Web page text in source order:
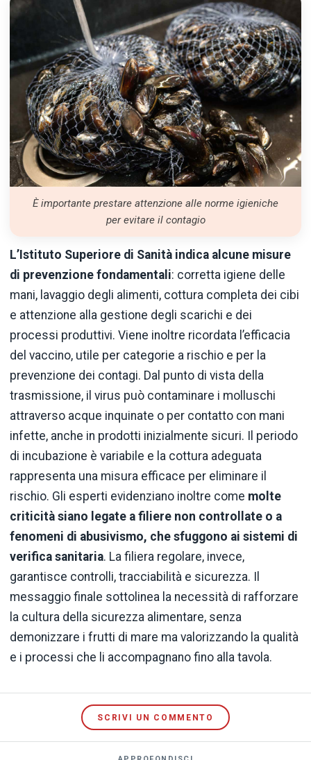
È importante prestare attenzione alle norme igieniche
per evitare il contagio
L’ Istituto Superiore di Sanità indica alcune misure
di prevenzione fondamentali: corretta igiene delle
mani, lavaggio degli alimenti, cottura completa dei cibi
e attenzione alla gestione degli scarichi e dei
processi produttivi. Viene inoltre ricordata l’efficacia
del vaccino, utile per categorie a rischio e per la
prevenzione dei contagi. Dal punto di vista della
trasmissione, il virus può contaminare i molluschi
attraverso acque inquinate o per contatto con mani
infette, anche in prodotti inizialmente sicuri. Il periodo
di incubazione è variabile e la cottura adeguata
rappresenta una misura efficace per eliminare il
rischio. Gli esperti evidenziano inoltre come molte
criticità siano legate a filiere non controllate o a
fenomeni di abusivismo, che sfuggono ai sistemi di
verifica sanitaria. La filiera regolare, invece,
garantisce controlli, tracciabilità e sicurezza. Il
messaggio finale sottolinea la necessità di rafforzare
la cultura della sicurezza alimentare, senza
demonizzare i frutti di mare ma valorizzando la qualità
e i processi che li accompagnano fino alla tavola.
SCRIVI UN COMMENTO